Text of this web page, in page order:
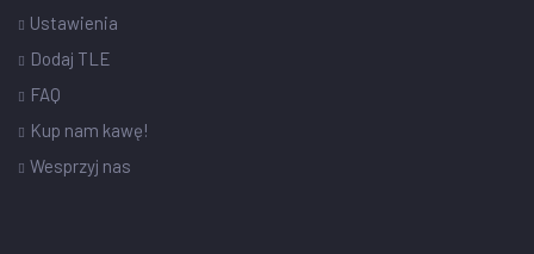
Ustawienia
Dodaj TLE
FAQ
Kup nam kawę!
Wesprzyj nas